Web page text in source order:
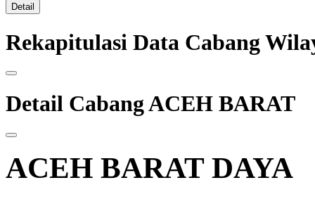
Detail
Rekapitulasi Data Cabang
Detail Cabang ACEH BARAT
ACEH BARAT DAYA